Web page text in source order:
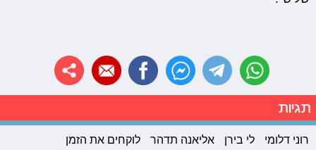
תגיות
רוני דלומי לי בירן אליאנה תדהר לוקחים את הזמן